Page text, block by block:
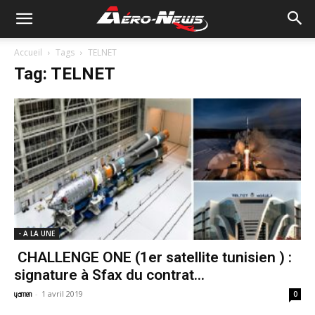
Accueil Tags TELNET
Tag: TELNET
- A LA UNE
CHALLENGE ONE (1er satellite tunisien ) :
signature à Sfax du contrat...
yamen - 1 avril 2019 0